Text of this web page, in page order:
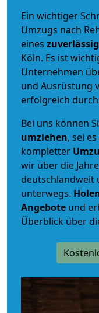
Ein wichtiger
Umzugs nach
eines
Köln. Es ist
Unternehmen
und Ausrüstung
erfolgreich
Bei uns können
umziehen, sei es
kompletter
wir über die
deutschlandweit
unterwegs.
Angebote und
Überblick über